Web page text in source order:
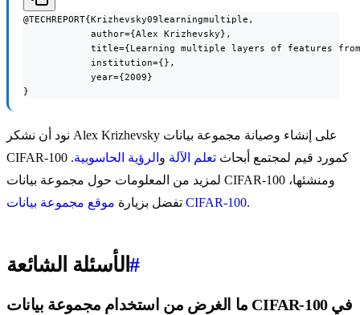
@TECHREPORT{Krizhevsky09learningmultiple,
            author={Alex Krizhevsky},
title={Learning multiple layers of features
            institution={},
            year={2009}
}
نود أن نشكر Alex Krizhevsky على إنشاء وصيانة مجموعة بيانات
CIFAR-100 كمورد قيم لمجتمع أبحاث تعلم الآلة و الرؤية الحاسوبية.
لمزيد من المعلومات حول مجموعة بيانات CIFAR-100 ومنشئها،
تفضل بزيارة موقع مجموعة بيانات CIFAR-100.
الأسئلة الشائعة#
ما الغرض من استخدام مجموعة بيانات CIFAR-100 في